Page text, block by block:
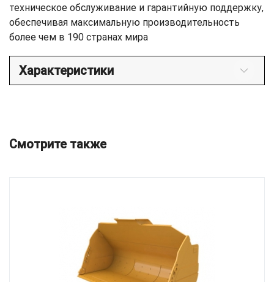
техническое обслуживание и гарантийную поддержку,
обеспечивая максимальную производительность
более чем в 190 странах мира
Характеристики
Смотрите также